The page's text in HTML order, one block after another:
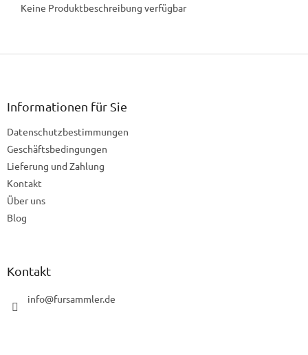
Keine Produktbeschreibung verfügbar
F
Informationen für Sie
Datenschutzbestimmungen
Geschäftsbedingungen
Lieferung und Zahlung
Kontakt
Über uns
Blog
Kontakt
info@fursammler.de